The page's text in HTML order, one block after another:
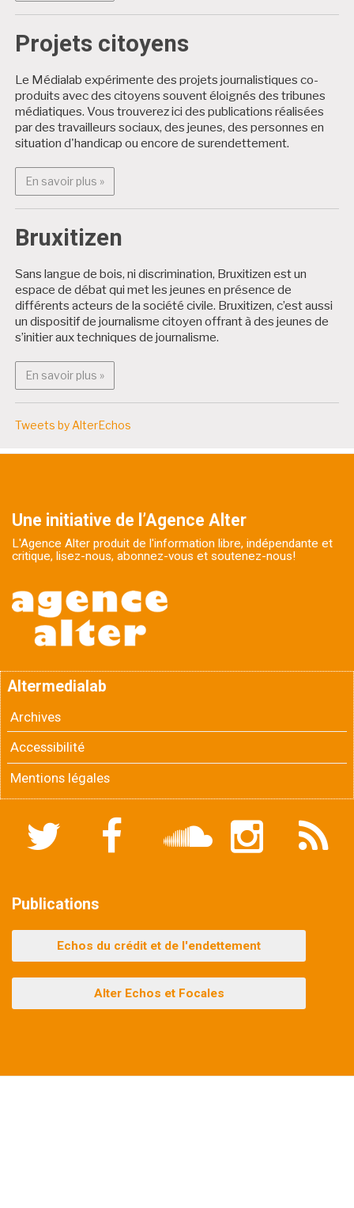
Projets citoyens
Le Médialab expérimente des projets journalistiques co-
produits avec des citoyens souvent éloignés des tribunes
médiatiques. Vous trouverez ici des publications réalisées
par des travailleurs sociaux, des jeunes, des personnes en
situation d'handicap ou encore de surendettement.
En savoir plus »En savoir plus : Projets citoyens
Bruxitizen
Sans langue de bois, ni discrimination, Bruxitizen est un
espace de débat qui met les jeunes en présence de
différents acteurs de la société civile. Bruxitizen, c’est aussi
un dispositif de journalisme citoyen offrant à des jeunes de
s’initier aux techniques de journalisme.
En savoir plus »En savoir plus : Bruxitizen
Tweets by AlterEchos
Une initiative de l’Agence Alter
L'Agence Alter produit de l'information libre, indépendante et
critique, lisez-nous, abonnez-vous et soutenez-nous!
Altermedialab
Archives
Accessibilité
Mentions légales
Facebook Soundcloud Instagram
RSS
Publications
Echos du crédit et de l'endettement
Alter Echos et Focales